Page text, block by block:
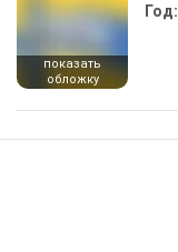
показать
обложку
Год: